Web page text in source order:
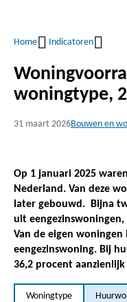
Kruimelpad
Home Indicatoren
woningtype,
31 maart 2026Bouwen en
Op 1 januari 2025
Nederland. Van deze
later gebouwd.
Bijna
uit
Van de eigen woningen
eengezinswoning. Bij
36,2 procent aanzienlijk
Woningtype